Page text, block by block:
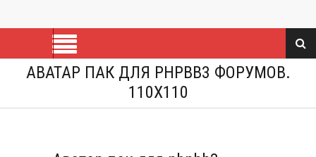
АВАТАР ПАК ДЛЯ PHPBB3 ФОРУМОВ.
110Х110